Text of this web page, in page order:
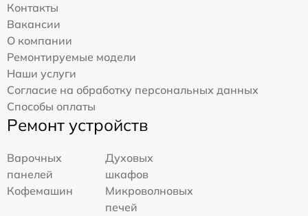
Контакты
Вакансии
О компании
Ремонтируемые модели
Наши услуги
Согласие на обработку персональных данных
Способы оплаты
Ремонт устройств
Варочных
панелей
Духовых
шкафов
Кофемашин
Микроволновых
печей